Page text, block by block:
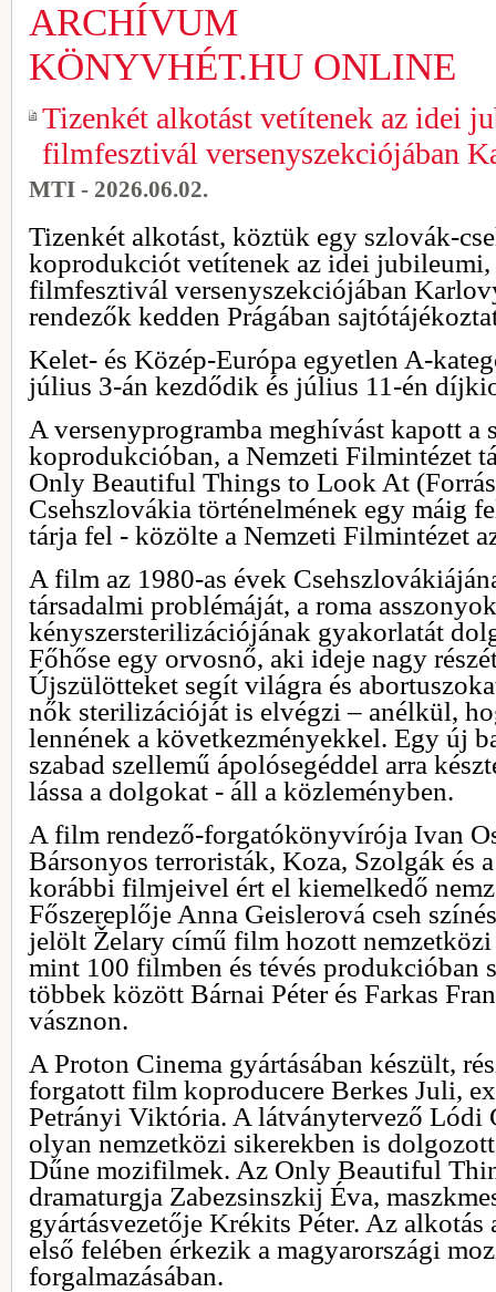
ARCHÍVUM
KÖNYVHÉT.HU ONLINE
Tizenkét alkotást vetítenek az idei
filmfesztivál versenyszekciójában
MTI - 2026.06.02.
Tizenkét alkotást, köztük egy szlovák-
koprodukciót vetítenek az idei jubileumi,
filmfesztivál versenyszekciójában
rendezők kedden Prágában
Kelet- és Közép-Európa egyetlen A-
július 3-án kezdődik és július 11-én
A versenyprogramba meghívást kapott a
koprodukcióban, a Nemzeti Filmintézet
Only Beautiful Things to Look At
Csehszlovákia történelmének egy máig
tárja fel - közölte a Nemzeti Filmintézet
A film az 1980-as évek
társadalmi problémáját, a roma asszonyok
kényszersterilizációjának gyakorlatát
Főhőse egy orvosnő, aki ideje nagy
Újszülötteket segít világra és
nők sterilizációját is elvégzi – anélkül,
lennének a következményekkel. Egy új
szabad szellemű ápolósegéddel arra
lássa a dolgokat - áll a közleményben.
A film rendező-forgatókönyvírója Ivan
Bársonyos terroristák, Koza, Szolgák és
korábbi filmjeivel ért el kiemelkedő
Főszereplője Anna Geislerová cseh
jelölt Želary című film hozott nemzetközi
mint 100 filmben és tévés produkcióban
többek között Bárnai Péter és Farkas
vásznon.
A Proton Cinema gyártásában készült,
forgatott film koproducere Berkes Juli,
Petrányi Viktória. A látványtervező Lódi
olyan nemzetközi sikerekben is
Dűne mozifilmek. Az Only Beautiful
dramaturgja Zabezsinszkij Éva,
gyártásvezetője Krékits Péter. Az alkotás
első felében érkezik a magyarországi
forgalmazásában.